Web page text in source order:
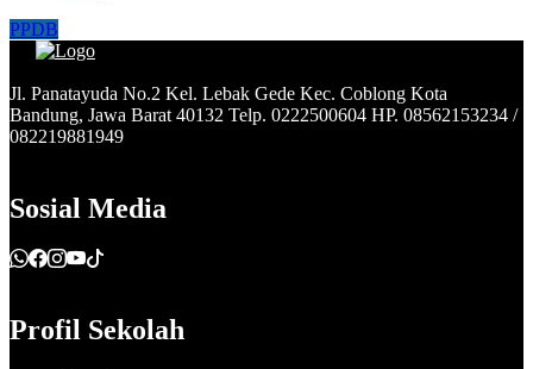
PPDB
Jl. Panatayuda No.2 Kel. Lebak Gede Kec. Coblong Kota
Bandung, Jawa Barat 40132 Telp. 0222500604 HP. 08562153234 /
082219881949
Sosial Media
Profil Sekolah